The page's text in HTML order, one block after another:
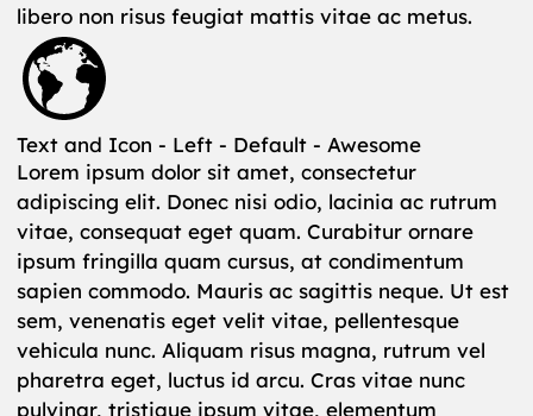
libero non risus feugiat mattis vitae ac metus.
Text and Icon - Left - Default - Awesome
Lorem ipsum dolor sit amet, consectetur
adipiscing elit. Donec nisi odio, lacinia ac rutrum
vitae, consequat eget quam. Curabitur ornare
ipsum fringilla quam cursus, at condimentum
sapien commodo. Mauris ac sagittis neque. Ut est
sem, venenatis eget velit vitae, pellentesque
vehicula nunc. Aliquam risus magna, rutrum vel
pharetra eget, luctus id arcu. Cras vitae nunc
pulvinar, tristique ipsum vitae, elementum